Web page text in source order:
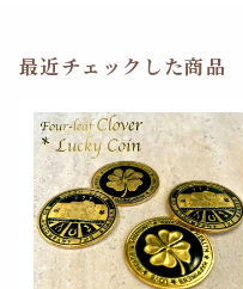
最近チェックした商品